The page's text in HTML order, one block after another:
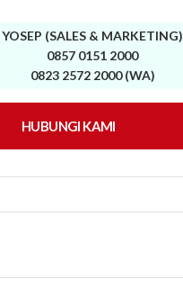
YOSEP (SALES & MARKETING)
0857 0151 2000
0823 2572 2000 (WA)
HUBUNGI KAMI